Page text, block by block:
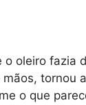
o oleiro fazia
tornou
o que